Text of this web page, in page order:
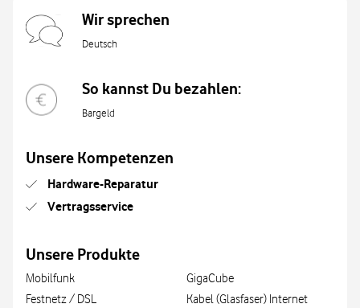
Wir sprechen
Deutsch
So kannst Du bezahlen:
Bargeld
Unsere Kompetenzen
Hardware-Reparatur
Vertragsservice
Unsere Produkte
Mobilfunk
Festnetz / DSL
GigaCube
Kabel (Glasfaser) Internet